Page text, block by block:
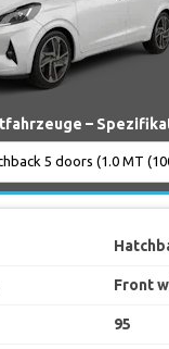
–
Front
95